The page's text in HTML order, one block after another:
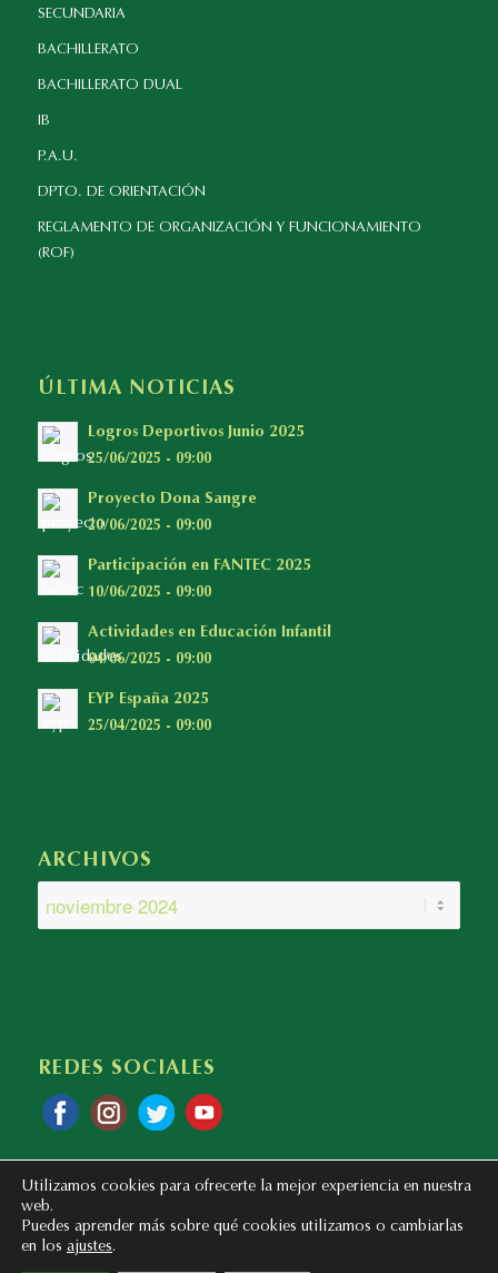
SECUNDARIA
BACHILLERATO
BACHILLERATO DUAL
IB
P.A.U.
DPTO. DE ORIENTACIÓN
REGLAMENTO DE ORGANIZACIÓN Y FUNCIONAMIENTO
(ROF)
ÚLTIMA NOTICIAS
Logros Deportivos Junio 2025
25/06/2025 - 09:00
Proyecto Dona Sangre
20/06/2025 - 09:00
Participación en FANTEC 2025
10/06/2025 - 09:00
Actividades en Educación Infantil
04/06/2025 - 09:00
EYP España 2025
25/04/2025 - 09:00
ARCHIVOS
REDES SOCIALES
Copyright © 2020 - 2023 Colegio Bilingüe Atalaya. Webmaster: mentaliza.com
Utilizamos cookies para ofrecerte la mejor experiencia en nuestra
web.
Puedes aprender más sobre qué cookies utilizamos o cambiarlas
en los ajustes.